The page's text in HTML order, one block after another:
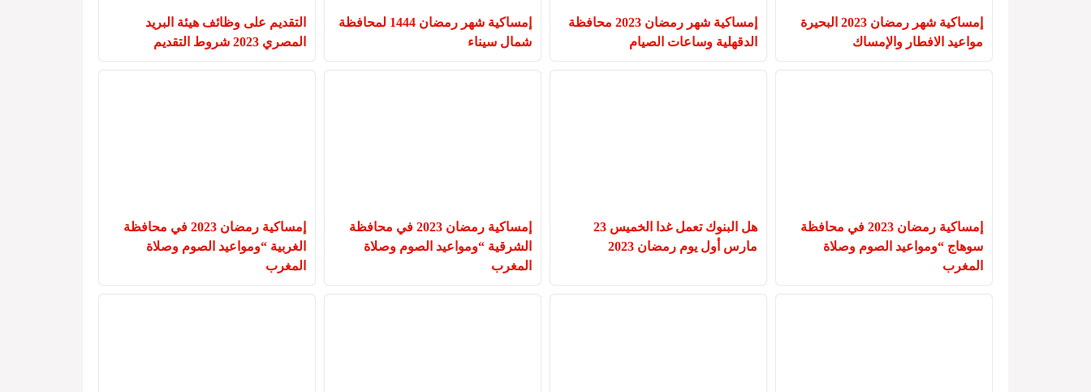
إمساكية شهر رمضان 2023 البحيرة
مواعيد الافطار والإمساك
إمساكية شهر رمضان 2023 محافظة
الدقهلية وساعات الصيام
إمساكية شهر رمضان 1444 لمحافظة
شمال سيناء
التقديم على وظائف هيئة البريد
المصري 2023 شروط التقديم
إمساكية رمضان 2023 في محافظة
سوهاج “ومواعيد الصوم وصلاة
المغرب
هل البنوك تعمل غدا الخميس 23
مارس أول يوم رمضان 2023
إمساكية رمضان 2023 في محافظة
الشرقية “ومواعيد الصوم وصلاة
المغرب
إمساكية رمضان 2023 في محافظة
الغربية “ومواعيد الصوم وصلاة
المغرب